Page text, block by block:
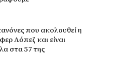
που ακολουθεί η
Λόπεζ και είναι
στα 57 της